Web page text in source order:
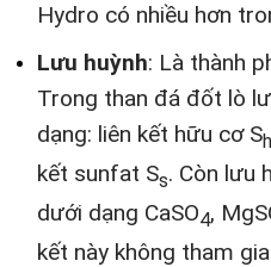
Hydro có nhiều hơn
Lưu huỳnh: Là thành
Trong than đá đốt lò
dạng: liên kết hữu cơ S
kết sunfat Ss. Còn lưu
dưới dạng CaSO4,
kết này không tham